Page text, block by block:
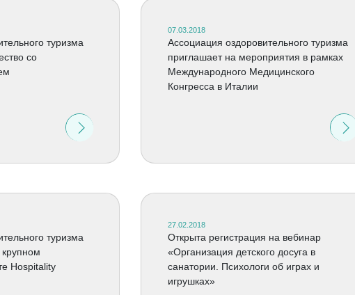
туризма
со
07.03.2018
Ассоциация оздоровительного туризма
приглашает на мероприятия в рамках
Международного Медицинского
Конгресса в Италии
туризма
Hospitality
27.02.2018
Открыта регистрация на вебинар
«Организация детского досуга в
санатории. Психологи об играх и
игрушках»